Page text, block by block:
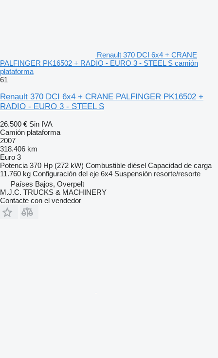
Renault 370 DCI 6x4 + CRANE
PALFINGER PK16502 + RADIO - EURO 3 - STEEL S camión
plataforma
61
Renault 370 DCI 6x4 + CRANE PALFINGER PK16502 +
RADIO - EURO 3 - STEEL S
26.500 € Sin IVA
Camión plataforma
2007
318.406 km
Euro 3
Potencia 370 Hp (272 kW) Combustible diésel Capacidad de carga
11.760 kg Configuración del eje 6x4 Suspensión resorte/resorte
Países Bajos, Overpelt
M.J.C. TRUCKS & MACHINERY
Contacte con el vendedor